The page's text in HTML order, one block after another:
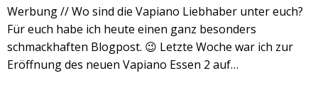
Werbung // Wo sind die Vapiano Liebhaber unter euch?
Für euch habe ich heute einen ganz besonders
schmackhaften Blogpost. 😉 Letzte Woche war ich zur
Eröffnung des neuen Vapiano Essen 2 auf…